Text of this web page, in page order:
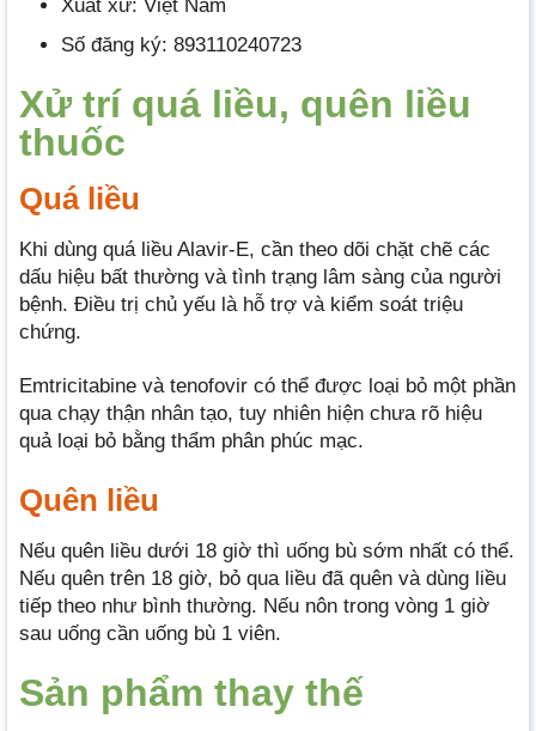
Xuất xứ: Việt Nam
Số đăng ký: 893110240723
Xử trí quá liều, quên liều
thuốc
Quá liều
Khi dùng quá liều Alavir-E, cần theo dõi chặt chẽ các
dấu hiệu bất thường và tình trạng lâm sàng của người
bệnh. Điều trị chủ yếu là hỗ trợ và kiểm soát triệu
chứng.
Emtricitabine và tenofovir có thể được loại bỏ một phần
qua chạy thận nhân tạo, tuy nhiên hiện chưa rõ hiệu
quả loại bỏ bằng thẩm phân phúc mạc.
Quên liều
Nếu quên liều dưới 18 giờ thì uống bù sớm nhất có thể.
Nếu quên trên 18 giờ, bỏ qua liều đã quên và dùng liều
tiếp theo như bình thường. Nếu nôn trong vòng 1 giờ
sau uống cần uống bù 1 viên.
Sản phẩm thay thế